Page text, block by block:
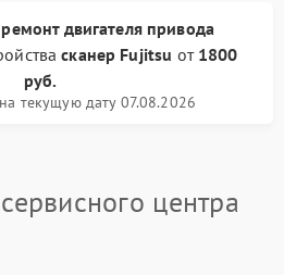
ремонт двигателя привода
сканер Fujitsu от 1800
руб.
текущую дату 07.08.2026
центра